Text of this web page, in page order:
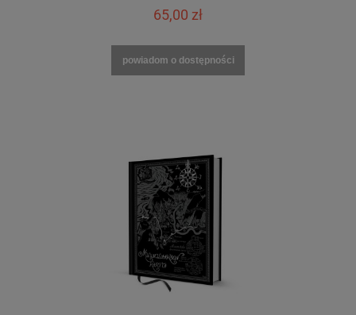
65,00 zł
powiadom o dostępności